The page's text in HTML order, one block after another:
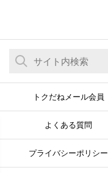
トクだねメール会員
よくある質問
プライバシーポリシー